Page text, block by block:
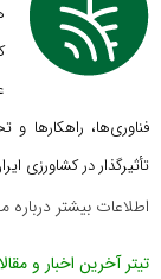
فناوری‌ها، راهکارها و
تأثیرگذار در کشاورزی
اطلاعات بیشتر درباره
تیتر آخرین اخبار و